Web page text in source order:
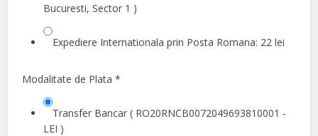
Bucuresti, Sector 1 )
Expediere Internationala prin Posta Romana: 22 lei
Modalitate de Plata*
Transfer Bancar ( RO20RNCB0072049693810001 -
LEI )